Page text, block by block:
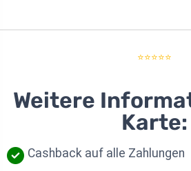
⭐⭐⭐⭐⭐
Weitere
Karte:
Cashback auf alle Zahlungen